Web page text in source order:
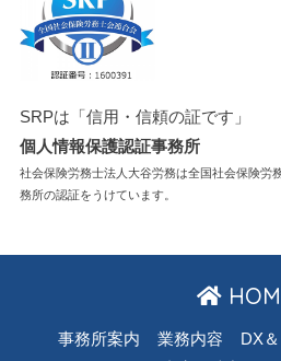
SRPは「信用・信頼の証です」
個人情報保護認証事務所
社会保険労務士法人大谷労務は全国社会保険労
務所の認証をうけています。
事務所案内 業務内容 DX